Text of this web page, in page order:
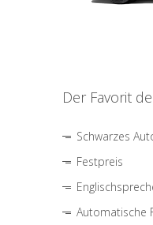
Der Favorit
Schwarzes
Festpreis
Automatische